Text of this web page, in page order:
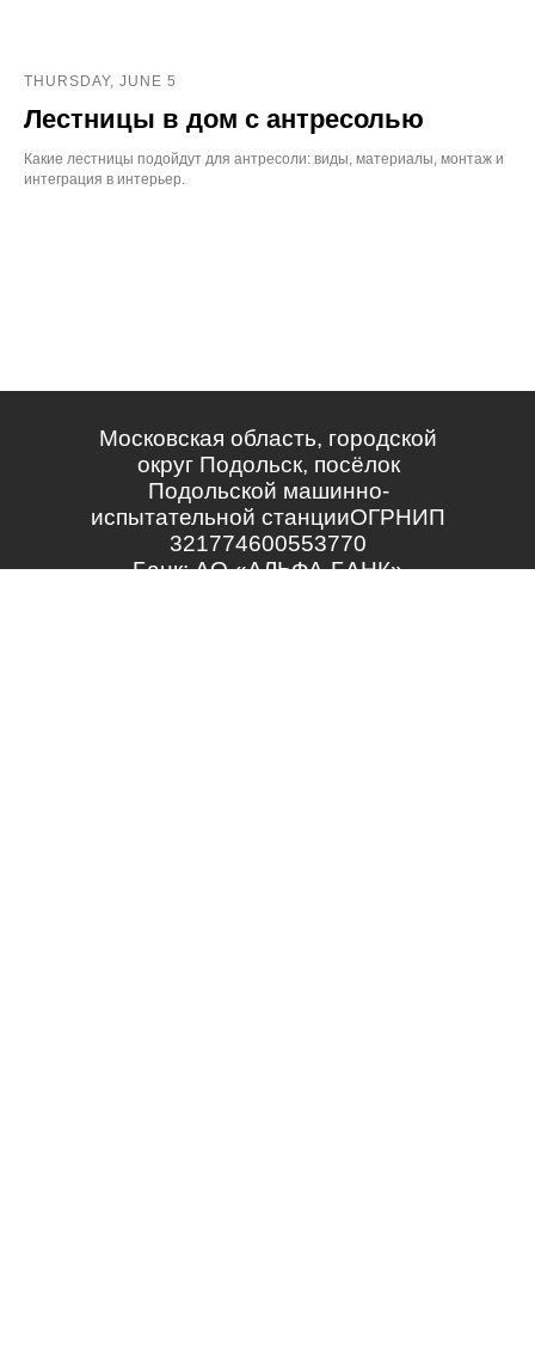
THURSDAY, JUNE 5
Лестницы в дом с антресолью
Какие лестницы подойдут для антресоли: виды, материалы, монтаж и
интеграция в интерьер.
Московская область, городской
округ Подольск, посёлок
Подольской машинно-
испытательной станцииОГРНИП
321774600553770
Банк: АО «АЛЬФА-БАНК»